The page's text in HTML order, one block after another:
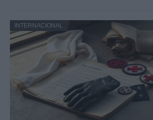
INTERNACIONAL